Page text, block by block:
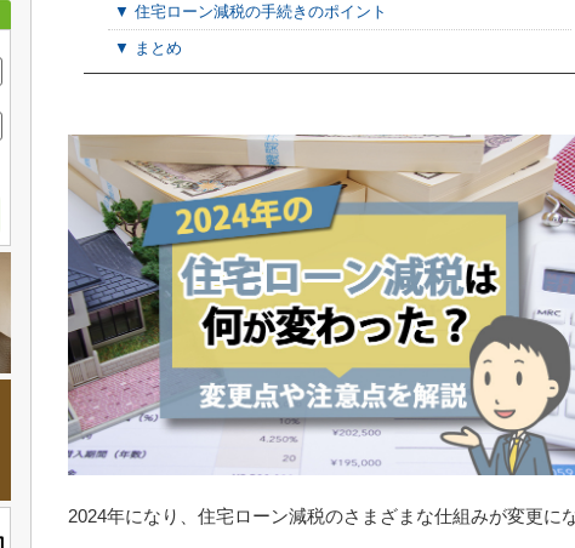
▼ 住宅ローン減税の手続きのポイント
▼ まとめ
2024年になり、住宅ローン減税のさまざまな仕組みが変更に